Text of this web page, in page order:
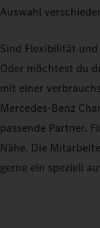
Auswahl
Sind Flexibilität
Oder möchtest du
mit einer
Mercedes-Benz
passende Partner.
Nähe. Die
gerne ein speziell